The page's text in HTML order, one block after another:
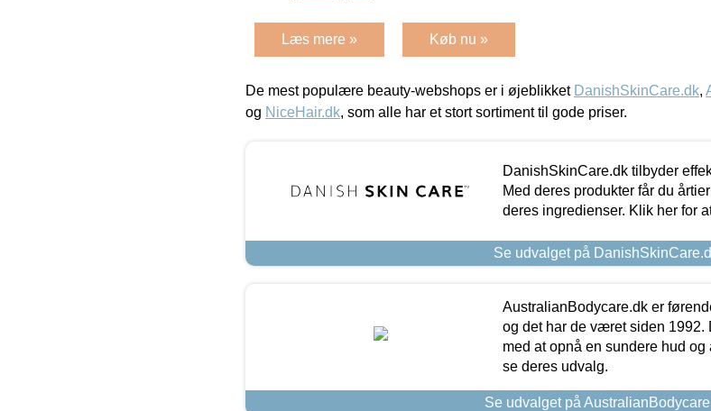
Læs mere » Køb nu »
De mest populære beauty-webshops er i øjeblikket DanishSkinCare.dk,
og NiceHair.dk, som alle har et stort sortiment til gode priser.
DanishSkinCare.dk tilbyder
Med deres produkter får du
deres ingredienser. Klik her for
Se udvalget på
AustralianBodycare.dk er
og det har de været siden
med at opnå en sundere hud
se deres udvalg.
Se udvalget på